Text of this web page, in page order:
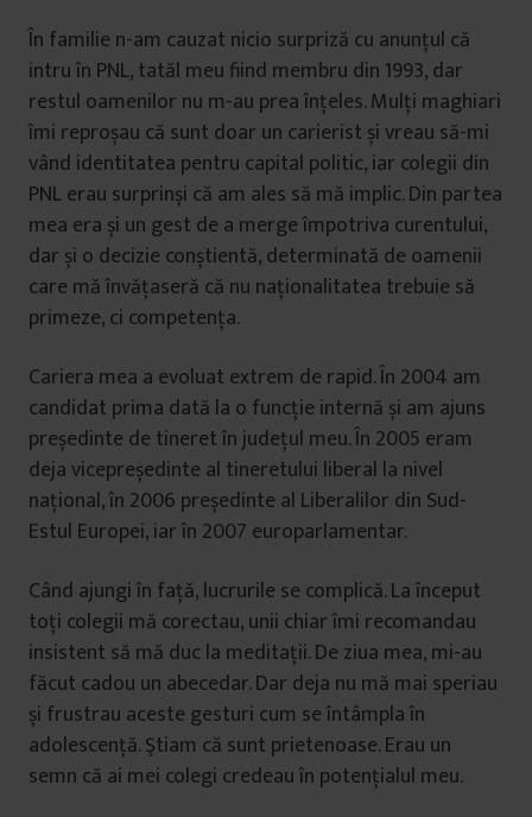
În familie n-am cauzat nicio surpriză cu anunțul că
intru în PNL, tatăl meu fiind membru din 1993, dar
restul oamenilor nu m-au prea înțeles. Mulți maghiari
îmi reproșau că sunt doar un carierist și vreau să-mi
vând identitatea pentru capital politic, iar colegii din
PNL erau surprinși că am ales să mă implic. Din partea
mea era și un gest de a merge împotriva curentului,
dar și o decizie conștientă, determinată de oamenii
care mă învățaseră că nu naționalitatea trebuie să
primeze, ci competența.
Cariera mea a evoluat extrem de rapid. În 2004 am
candidat prima dată la o funcție internă și am ajuns
președinte de tineret în județul meu. În 2005 eram
deja vicepreședinte al tineretului liberal la nivel
național, în 2006 președinte al Liberalilor din Sud-
Estul Europei, iar în 2007 europarlamentar.
Când ajungi în față, lucrurile se complică. La început
toți colegii mă corectau, unii chiar îmi recomandau
insistent să mă duc la meditații. De ziua mea, mi-au
făcut cadou un abecedar. Dar deja nu mă mai speriau
și frustrau aceste gesturi cum se întâmpla în
adolescență. Ştiam că sunt prietenoase. Erau un
semn că ai mei colegi credeau în potențialul meu.